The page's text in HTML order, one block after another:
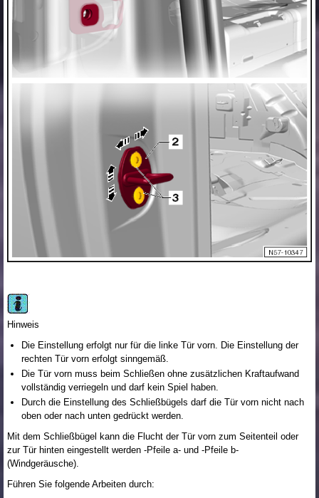
Hinweis
Die Einstellung erfolgt nur für die linke Tür vorn. Die Einstellung der
rechten Tür vorn erfolgt sinngemäß.
Die Tür vorn muss beim Schließen ohne zusätzlichen Kraftaufwand
vollständig verriegeln und darf kein Spiel haben.
Durch die Einstellung des Schließbügels darf die Tür vorn nicht nach
oben oder nach unten gedrückt werden.
Mit dem Schließbügel kann die Flucht der Tür vorn zum Seitenteil oder
zur Tür hinten eingestellt werden -Pfeile a- und -Pfeile b-
(Windgeräusche).
Führen Sie folgende Arbeiten durch: